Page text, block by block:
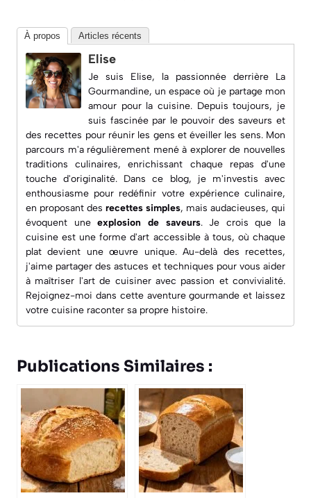
À propos Articles récents
Elise
Je suis Elise, la passionnée derrière La
Gourmandine, un espace où je partage mon
amour pour la cuisine. Depuis toujours, je
suis fascinée par le pouvoir des saveurs et
des recettes pour réunir les gens et éveiller les sens. Mon
parcours m'a régulièrement mené à explorer de nouvelles
traditions culinaires, enrichissant chaque repas d'une
touche d'originalité. Dans ce blog, je m'investis avec
enthousiasme pour redéfinir votre expérience culinaire,
en proposant des recettes simples, mais audacieuses, qui
évoquent uneexplosion de saveurs. Je crois que la
cuisine est une forme d'art accessible à tous, où chaque
plat devient une œuvre unique. Au-delà des recettes,
j'aime partager des astuces et techniques pour vous aider
à maîtriser l'art de cuisiner avec passion et convivialité.
Rejoignez-moi dans cette aventure gourmande et laissez
votre cuisine raconter sa propre histoire.
Publications Similaires :